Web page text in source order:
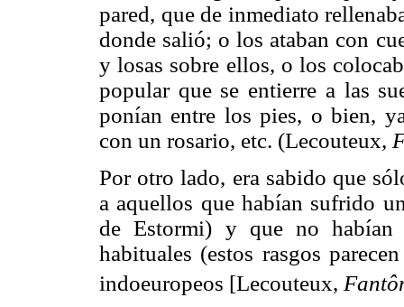
pared, que de inmediato
donde salió; o los ataban con
y losas sobre ellos, o los
popular que se entierre a las
ponían entre los pies, o bien,
con un rosario, etc. (Lecouteux,
Por otro lado, era sabido que
a aquellos que habían sufrido
de Estormi) y que no
habituales (estos rasgos
indoeuropeos [Lecouteux,